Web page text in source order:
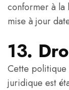
conformer à la
mise à jour
13.
Cette politique
juridique est